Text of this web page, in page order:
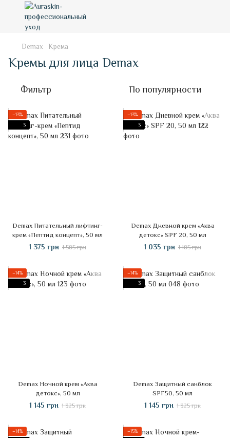
Demax Крема
Кремы для лица Demax
Фильтр По популярности
−13%
3
Demax Питательный лифтинг-
крем «Пептид концепт», 50 мл
1 375 грн 1 585 грн
−13%
3
Demax Дневной крем «Аква
детокс» SPF 20, 50 мл
1 035 грн 1 185 грн
−14%
3
Demax Ночной крем «Аква
детокс», 50 мл
1 145 грн 1 325 грн
−14%
3
Demax Защитный санблок
SPF50, 50 мл
1 145 грн 1 325 грн
−14%
−15%